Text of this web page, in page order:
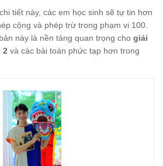
tiết này, các em học sinh sẽ tự tin hơn
cộng và phép trừ trong phạm vi 100.
này là nền tảng quan trọng cho giải
2 và các bài toán phức tạp hơn trong